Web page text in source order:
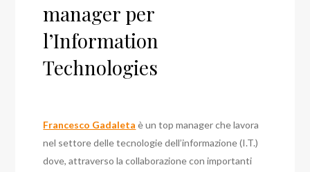
manager per
l’Information
Technologies
Francesco Gadaleta è un top manager che lavora
nel settore delle tecnologie dell’informazione (I.T.)
dove, attraverso la collaborazione con importanti